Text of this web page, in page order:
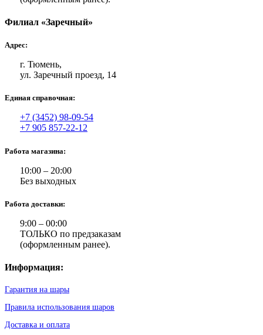
Филиал «Заречный»
Адрес:
г. Тюмень,
ул. Заречный проезд, 14
Единая справочная:
+7 (3452) 98-09-54
+7 905 857-22-12
Работа магазина:
10:00 – 20:00
Без выходных
Работа доставки:
9:00 – 00:00
ТОЛЬКО по предзаказам
(оформленным ранее).
Информация:
Гарантия на шары
Правила использования шаров
Доставка и оплата